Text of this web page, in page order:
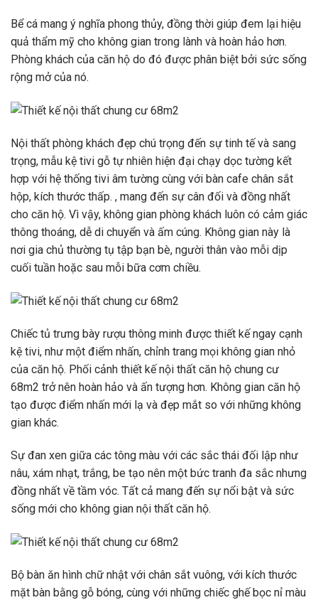
Bể cá mang ý nghĩa phong thủy, đồng thời giúp đem lại hiệu
quả thẩm mỹ cho không gian trong lành và hoàn hảo hơn.
Phòng khách của căn hộ do đó được phân biệt bởi sức sống
rộng mở của nó.
Nội thất phòng khách đẹp chú trọng đến sự tinh tế và sang
trọng, mẫu kệ tivi gỗ tự nhiên hiện đại chạy dọc tường kết
hợp với hệ thống tivi âm tường cùng với bàn cafe chân sắt
hộp, kích thước thấp. , mang đến sự cân đối và đồng nhất
cho căn hộ. Vì vậy, không gian phòng khách luôn có cảm giác
thông thoáng, dễ di chuyển và ấm cúng. Không gian này là
nơi gia chủ thường tụ tập bạn bè, người thân vào mỗi dịp
cuối tuần hoặc sau mỗi bữa cơm chiều.
Chiếc tủ trưng bày rượu thông minh được thiết kế ngay cạnh
kệ tivi, như một điểm nhấn, chỉnh trang mọi không gian nhỏ
của căn hộ. Phối cảnh thiết kế nội thất căn hộ chung cư
68m2 trở nên hoàn hảo và ấn tượng hơn. Không gian căn hộ
tạo được điểm nhấn mới lạ và đẹp mắt so với những không
gian khác.
Sự đan xen giữa các tông màu với các sắc thái đối lập như
nâu, xám nhạt, trắng, be tạo nên một bức tranh đa sắc nhưng
đồng nhất về tầm vóc. Tất cả mang đến sự nổi bật và sức
sống mới cho không gian nội thất căn hộ.
Bộ bàn ăn hình chữ nhật với chân sắt vuông, với kích thước
mặt bàn bằng gỗ bóng, cùng với những chiếc ghế bọc nỉ màu